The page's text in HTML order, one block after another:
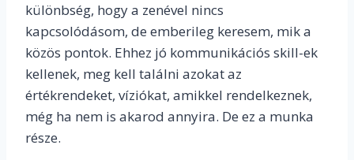
különbség, hogy a zenével nincs
kapcsolódásom, de emberileg keresem, mik a
közös pontok. Ehhez jó kommunikációs skill-ek
kellenek, meg kell találni azokat az
értékrendeket, víziókat, amikkel rendelkeznek,
még ha nem is akarod annyira. De ez a munka
része.